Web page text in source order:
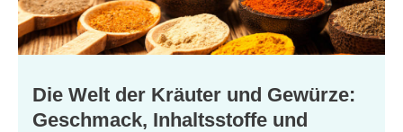
Die Welt der Kräuter und Gewürze:
Geschmack, Inhaltsstoffe und